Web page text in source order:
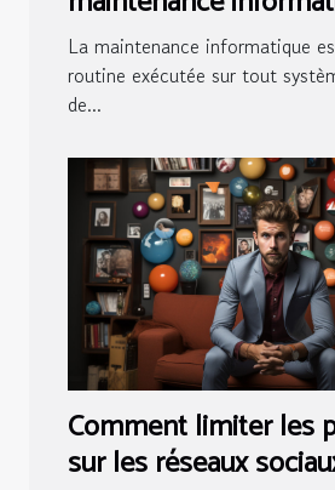
existants ?
La maintenance informatique
routine exécutée sur tout
de...
Comment limiter les
sur les réseaux